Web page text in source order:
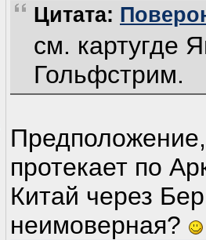
Цитата:
см. картугде
Гольфстрим.
протекает по
Китай через
неимоверная?